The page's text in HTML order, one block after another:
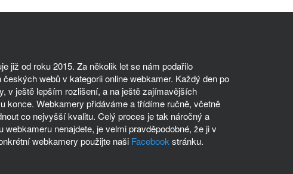
již od roku 2015. Za několik let se nám podařilo
webů v kategorii online webkamer. Každý den po
v ještě lepším rozlišení, a na ještě zajímavějších
konce. Webkamery přidáváme a třídíme ručně, včetně
co nejvyšší kvalitu. Celý proces je tak náročný a
nenajdete, je velmi pravděpodobné, že ji v
webkamery použijte naši Facebook stránku.